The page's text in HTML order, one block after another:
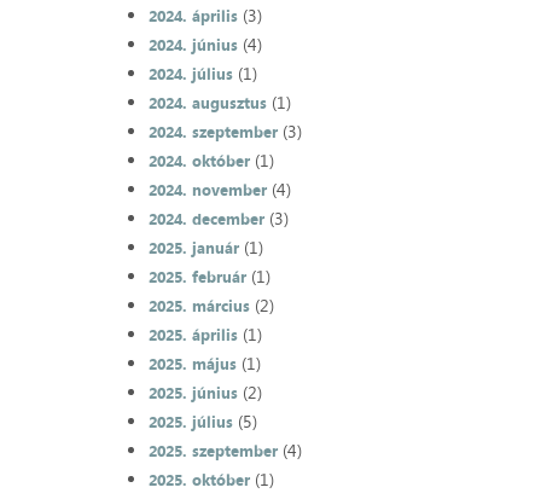
2024. április(3)
2024. június(4)
2024. július(1)
2024. augusztus(1)
2024. szeptember(3)
2024. október(1)
2024. november(4)
2024. december(3)
2025. január(1)
2025. február(1)
2025. március(2)
2025. április(1)
2025. május(1)
2025. június(2)
2025. július(5)
2025. szeptember(4)
2025. október(1)